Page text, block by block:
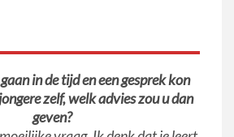
in de tijd en een gesprek kon
zelf, welk advies zou u dan
geven?